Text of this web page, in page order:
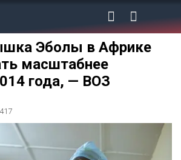
Эболы в Африке
масштабнее
года, — ВОЗ
417